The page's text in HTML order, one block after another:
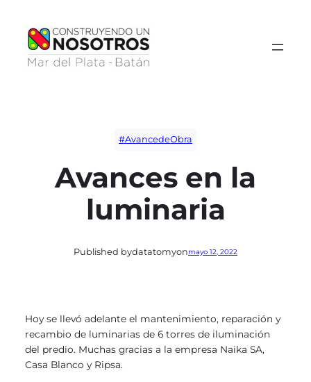
contenido
#AvancedeObra
Avances en la
luminaria
Published bydatatomyonmayo 12, 2022
Hoy se llevó adelante el mantenimiento, reparación y
recambio de luminarias de 6 torres de iluminación
del predio. Muchas gracias a la empresa Naika SA,
Casa Blanco y Ripsa.